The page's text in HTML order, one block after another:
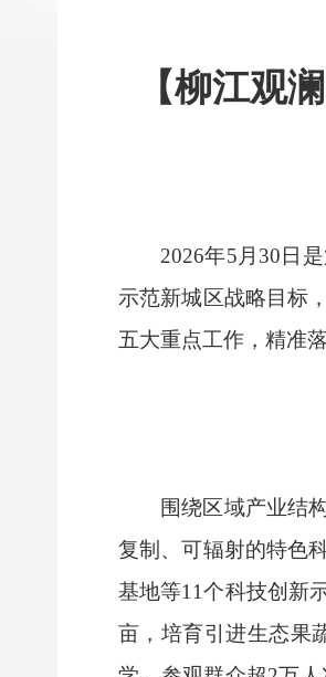
【柳江观
2026年5月30日
示范新城区战略目标
五大重点工作，精准
围绕区域产业结
复制、可辐射的特色
基地等11个科技创新
亩，培育引进生态果